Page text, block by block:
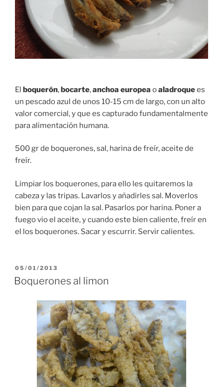
El boquerón,bocarte,anchoa europea oaladroquees
un pescado azul de unos 10-15 cm de largo, con un alto
valor comercial, y que es capturado fundamentalmente
para alimentación humana.
500 gr de boquerones, sal, harina de freír, aceite de
freír.
Limpiar los boquerones, para ello les quitaremos la
cabeza y las tripas. Lavarlos y añadirles sal. Moverlos
bien para que cojan la sal. Pasarlos por harina. Poner a
fuego vio el aceite, y cuando este bien caliente, freír en
el los boquerones. Sacar y escurrir. Servir calientes.
PUBLICADO
EL
05/01/2013
Boquerones al limon